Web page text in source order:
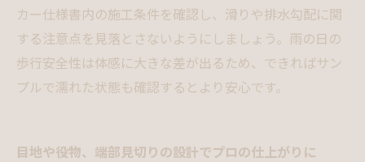
カー仕様書内の施工条件を確認し、滑りや排水勾配に関
する注意点を見落とさないようにしましょう。雨の日の
歩行安全性は体感に大きな差が出るため、できればサン
プルで濡れた状態も確認するとより安心です。
目地や役物、端部見切りの設計でプロの仕上がりに